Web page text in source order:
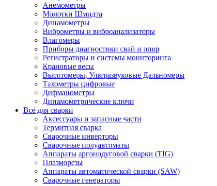
Анемометры
Молотки Шмидта
Динамометры
Виброметры и виброанализаторы
Влагомеры
Приборы диагностики свай и опор
Регистраторы и системы мониторинга
Крановые весы
Высотомеры, Ультразвуковые Дальномеры
Тахометры цифровые
Дифманометры
Динамометрические ключи
Всё для сварки
Аксессуары и запасные части
Термитная сварка
Сварочные инверторы
Сварочные полуавтоматы
Аппараты аргонодуговой сварки (TIG)
Плазморезы
Аппараты автоматической сварки (SAW)
Сварочные генераторы